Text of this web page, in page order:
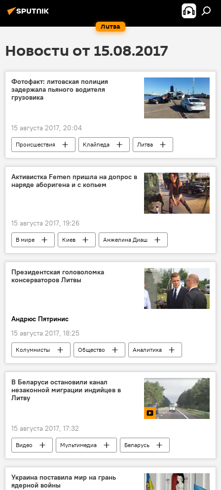
Литва
Новости от 15.08.2017
Фотофакт: литовская полиция
задержала пьяного водителя
грузовика
15 августа 2017, 20:04
Происшествия Клайпеда
Литва
полиция
пьяный водитель
Активистка Femen пришла на допрос в
наряде аборигена и с копьем
15 августа 2017, 19:26
В мире Киев
Анжелина Диаш
Femen
полиция
Президентская головоломка
консерваторов Литвы
Андрюс Пятринис
15 августа 2017, 18:25
Колумнисты Общество
Аналитика
Политика
Литва
Габриэлюс Ландсбергис
Вигаудас Ушацкас
Жигимантас Павиленис
Ингрида Шимоните
Президентские выборы в Литве — 2019
В Беларуси остановили канал
незаконной миграции индийцев в
Литву
15 августа 2017, 17:32
Видео Мультимедиа
Беларусь
миграция
транзит
Украина поставила мир на грань
ядерной войны